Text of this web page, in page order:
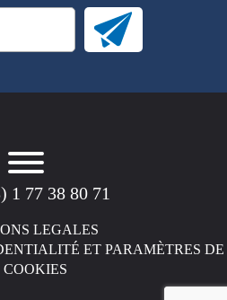
1 77 38 80 71
LEGALES
ET PARAMÈTRES DE
COOKIES